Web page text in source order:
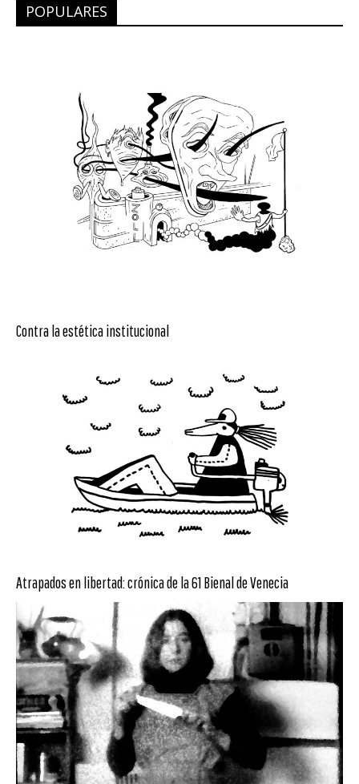
POPULARES
Contra la estética institucional
Atrapados en libertad: crónica de la 61 Bienal de Venecia